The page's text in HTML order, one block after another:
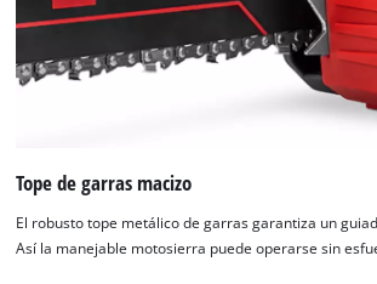
Tope de garras macizo
El robusto tope metálico de garras garantiza un
Así la manejable motosierra puede operarse sin